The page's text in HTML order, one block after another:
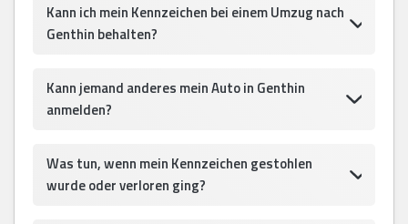
Kann ich mein Kennzeichen bei einem Umzug nach
Genthin behalten?
Kann jemand anderes mein Auto in Genthin
anmelden?
Was tun, wenn mein Kennzeichen gestohlen
wurde oder verloren ging?